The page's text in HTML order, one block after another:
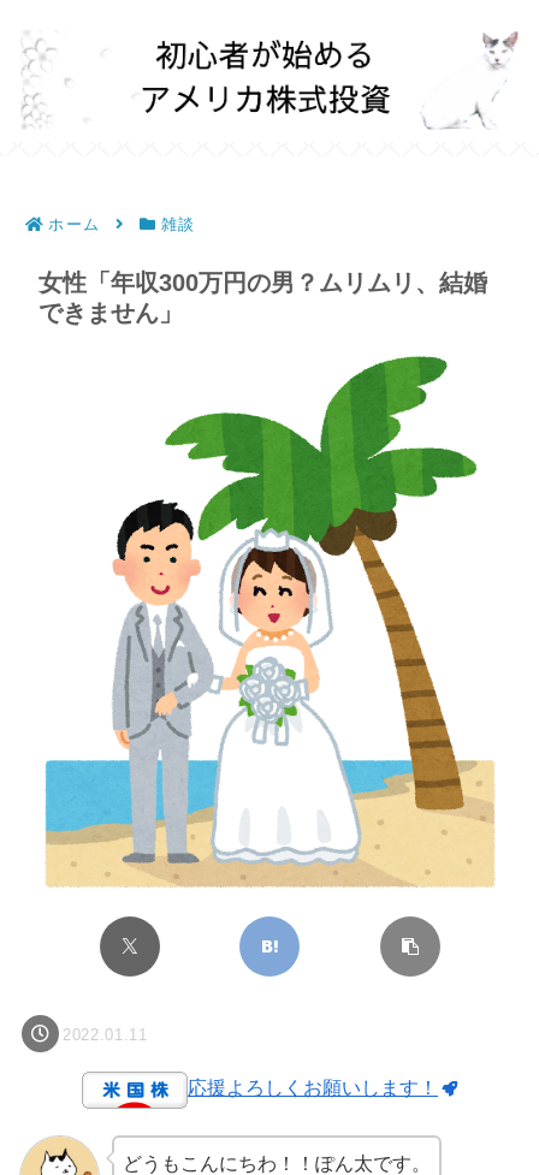
ホーム 雑談
女性「年収300万円の男？ムリムリ、結婚
できません」
2022.01.11
応援よろしくお願いします！
どうもこんにちわ！！ぽん太です。